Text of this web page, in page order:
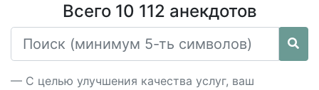
Всего 10 112 анекдотов
— С целью улучшения качества услуг, ваш